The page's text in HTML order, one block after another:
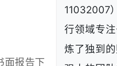
面报告下
11032007
行领域专
炼了独到